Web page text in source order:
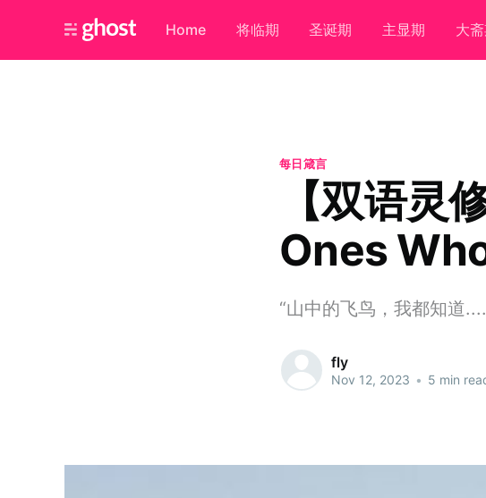
Home 将临期 圣诞期 主显期 大
每日箴言
【双语灵
Ones
“山中的飞鸟，我都知道
fly
Nov 12, 2023 • 5 min